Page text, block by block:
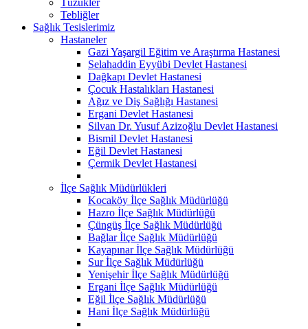
Tebliğler
Sağlık Tesislerimiz
Hastaneler
Gazi Yaşargil Eğitim ve Araştırma Hastanesi
Selahaddin Eyyübi Devlet Hastanesi
Dağkapı Devlet Hastanesi
Çocuk Hastalıkları Hastanesi
Ağız ve Diş Sağlığı Hastanesi
Ergani Devlet Hastanesi
Silvan Dr. Yusuf Azizoğlu Devlet Hastanesi
Bismil Devlet Hastanesi
Eğil Devlet Hastanesi
Çermik Devlet Hastanesi
İlçe Sağlık Müdürlükleri
Kocaköy İlçe Sağlık Müdürlüğü
Hazro İlçe Sağlık Müdürlüğü
Çüngüş İlçe Sağlık Müdürlüğü
Bağlar İlçe Sağlık Müdürlüğü
Kayapınar İlçe Sağlık Müdürlüğü
Sur İlçe Sağlık Müdürlüğü
Yenişehir İlçe Sağlık Müdürlüğü
Ergani İlçe Sağlık Müdürlüğü
Eğil İlçe Sağlık Müdürlüğü
Hani İlçe Sağlık Müdürlüğü